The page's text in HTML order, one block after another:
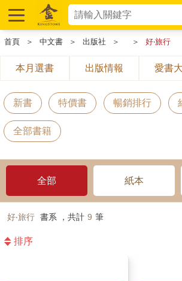
首頁 ＞ 中文書 ＞ 出版社 ＞ ＞ 好‧旅行
本月選書 出版情報 愛書
新書 特價書 暢銷排行
全部書籍
全部 紙本
好‧旅行 書系 ，共計 9 筆
排序